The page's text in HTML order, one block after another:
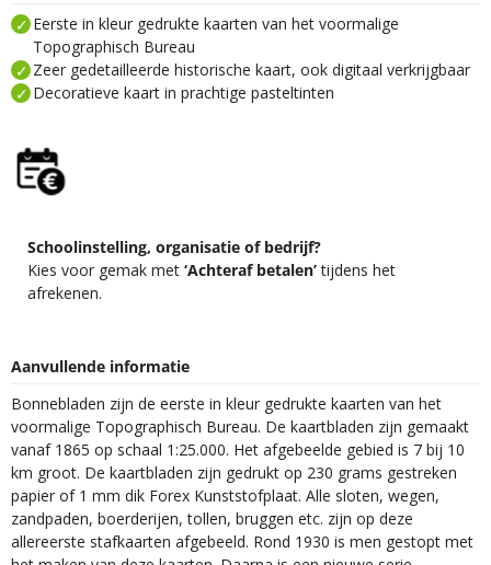
Eerste in kleur gedrukte kaarten van het voormalige
Topographisch Bureau
Zeer gedetailleerde historische kaart, ook digitaal verkrijgbaar
Decoratieve kaart in prachtige pasteltinten
Schoolinstelling, organisatie of bedrijf?
Kies voor gemak met ‘Achteraf betalen’tijdens het
afrekenen.
Aanvullende informatie
Bonnebladen zijn de eerste in kleur gedrukte kaarten van het
voormalige Topographisch Bureau. De kaartbladen zijn gemaakt
vanaf 1865 op schaal 1:25.000. Het afgebeelde gebied is 7 bij 10
km groot. De kaartbladen zijn gedrukt op 230 grams gestreken
papier of 1 mm dik Forex Kunststofplaat. Alle sloten, wegen,
zandpaden, boerderijen, tollen, bruggen etc. zijn op deze
allereerste stafkaarten afgebeeld. Rond 1930 is men gestopt met